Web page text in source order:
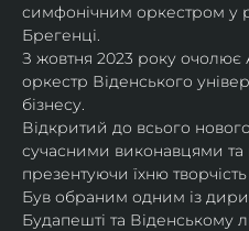
симфонічним оркестром у
Брегенці.
З жовтня 2023 року
оркестр Віденського
бізнесу.
Відкритий до всього
сучасними виконавцями
презентуючи їхню
Був обраним одним із
Будапешті та Віденському